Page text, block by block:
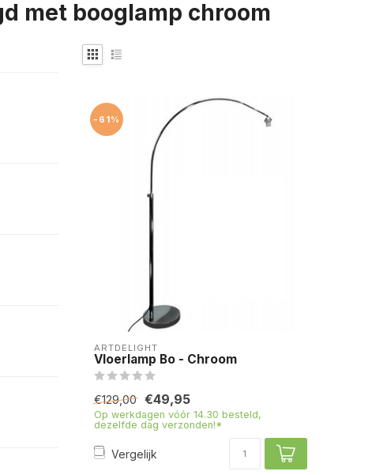
met booglamp chroom
-61%
ARTDELIGHT
Vloerlamp Bo - Chroom
€129,00 €49,95
Op werkdagen vóór 14.30 besteld,
dezelfde dag verzonden!*
Vergelijk